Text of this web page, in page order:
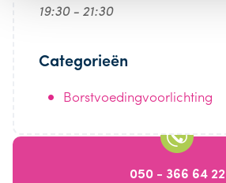
19:30 - 21:30
Categorieën
Borstvoedingvoorlichting
050 - 366 64 22